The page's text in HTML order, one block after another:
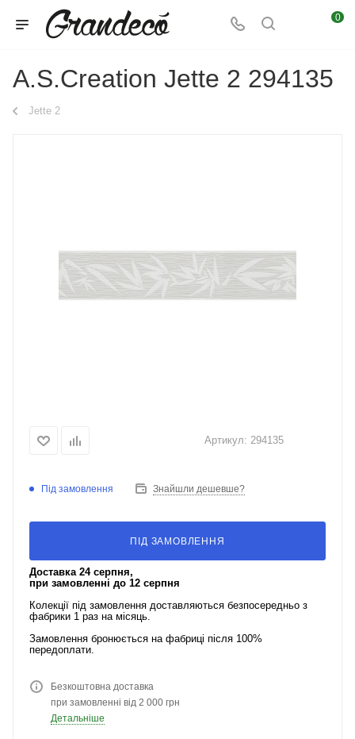
0
A.S.Creation Jette 2 294135
Jette 2
Артикул: 294135
Під замовлення Знайшли дешевше?
ПІД ЗАМОВЛЕННЯ
Доставка 24 серпня,
при замовленні до 12 серпня
Колекції під замовлення доставляються безпосередньо з
фабрики 1 раз на місяць.
Замовлення бронюється на фабриці після 100%
передоплати.
Безкоштовна доставка
при замовленні від 2 000 грн
Детальніше